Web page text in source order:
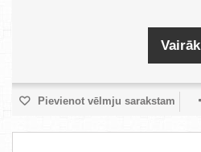
Vairāk
Pievienot vēlmju sarakstam